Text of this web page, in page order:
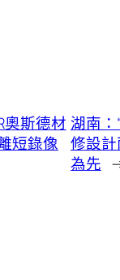
奧斯德材
短錄像
湖南：
修設計
為先